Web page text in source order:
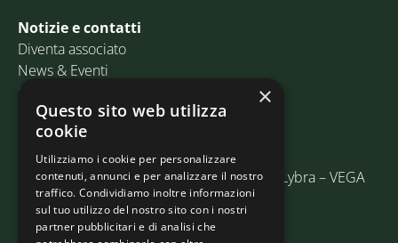
Notizie e contatti
Diventa associato
News & Eventi
Contatti
Email:info@assosped.it
PEC: assospedvenezia@pec.fedespedi.it
Indirizzo: Via delle Industrie, 19/C Edificio Lybra – VEGA
30175 Marghera (VE)
×
Questo sito web utilizza
cookie
Utilizziamo i cookie per personalizzare
contenuti, annunci e per analizzare il nostro
traffico. Condividiamo inoltre informazioni
sul tuo utilizzo del nostro sito con i nostri
partner pubblicitari e di analisi che